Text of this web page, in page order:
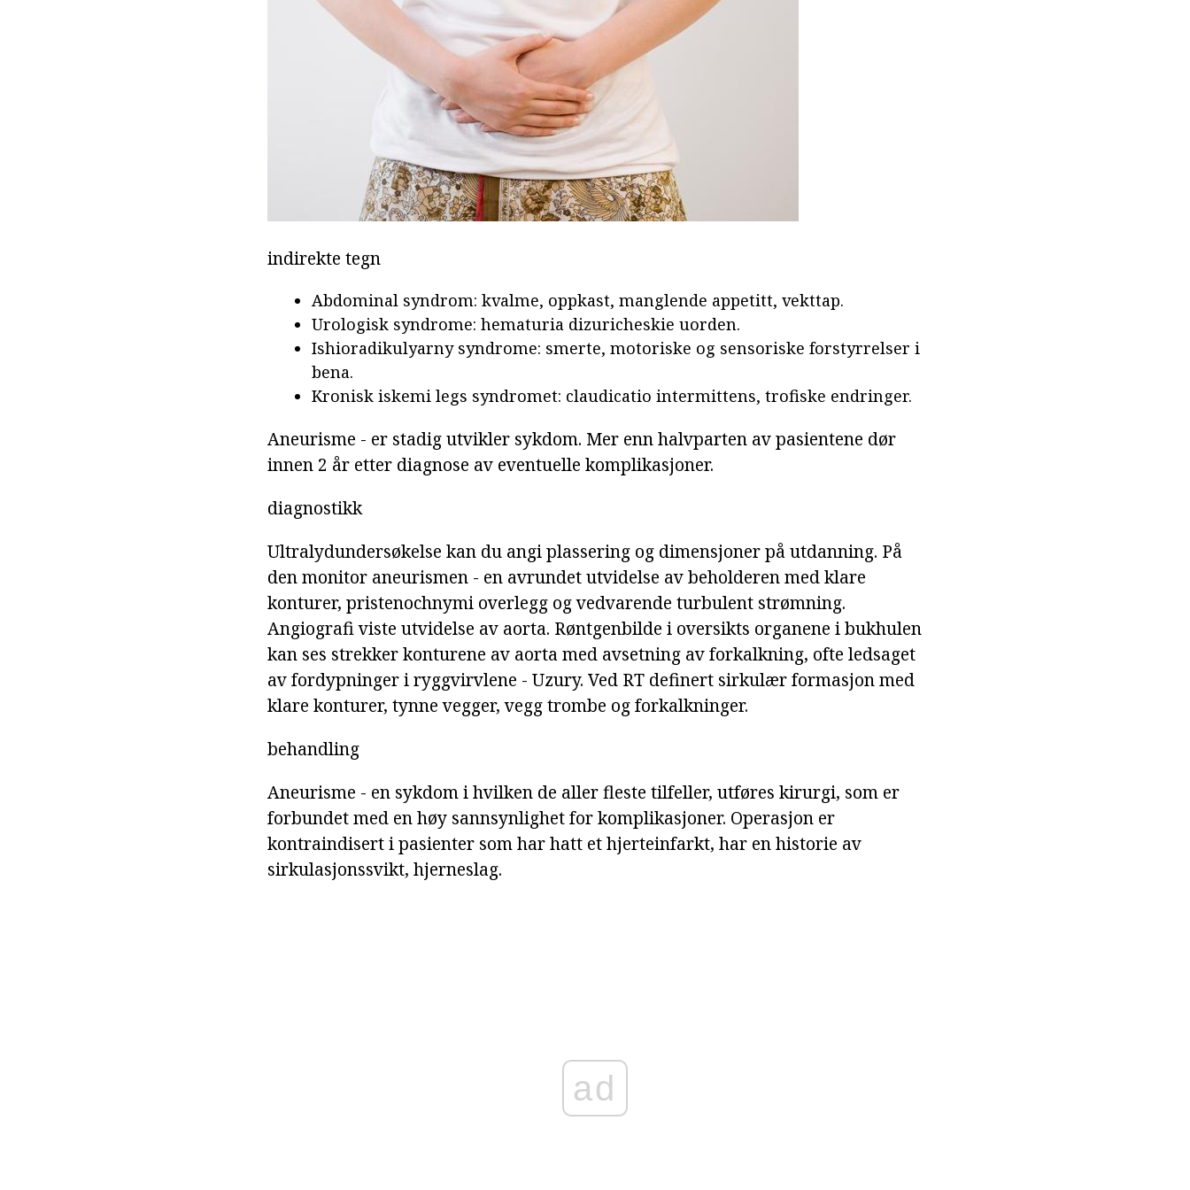
indirekte tegn
Abdominal syndrom: kvalme, oppkast, manglende appetitt, vekttap.
Urologisk syndrome: hematuria dizuricheskie uorden.
Ishioradikulyarny syndrome: smerte, motoriske og sensoriske forstyrrelser i
bena.
Kronisk iskemi legs syndromet: claudicatio intermittens, trofiske endringer.
Aneurisme - er stadig utvikler sykdom. Mer enn halvparten av pasientene dør
innen 2 år etter diagnose av eventuelle komplikasjoner.
diagnostikk
Ultralydundersøkelse kan du angi plassering og dimensjoner på utdanning. På
den monitor aneurismen - en avrundet utvidelse av beholderen med klare
konturer, pristenochnymi overlegg og vedvarende turbulent strømning.
Angiografi viste utvidelse av aorta. Røntgenbilde i oversikts organene i bukhulen
kan ses strekker konturene av aorta med avsetning av forkalkning, ofte ledsaget
av fordypninger i ryggvirvlene - Uzury. Ved RT definert sirkulær formasjon med
klare konturer, tynne vegger, vegg trombe og forkalkninger.
behandling
Aneurisme - en sykdom i hvilken de aller fleste tilfeller, utføres kirurgi, som er
forbundet med en høy sannsynlighet for komplikasjoner. Operasjon er
kontraindisert i pasienter som har hatt et hjerteinfarkt, har en historie av
sirkulasjonssvikt, hjerneslag.
ad